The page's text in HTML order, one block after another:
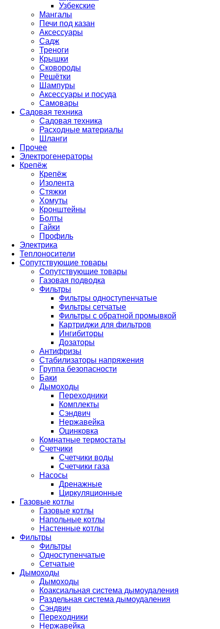
Узбекские
Мангалы
Печи под казан
Аксессуары
Садж
Треноги
Крышки
Сковороды
Решётки
Шампуры
Аксессуары и посуда
Самовары
Садовая техника
Садовая техника
Расходные материалы
Шланги
Прочее
Электрогенераторы
Крепёж
Крепёж
Изолента
Стяжки
Хомуты
Кронштейны
Болты
Гайки
Профиль
Электрика
Теплоносители
Сопутствующие товары
Сопутствующие товары
Газовая подводка
Фильтры
Фильтры одноступенчатые
Фильтры сетчатые
Фильтры с обратной промывкой
Картриджи для фильтров
Ингибиторы
Дозаторы
Антифризы
Стабилизаторы напряжения
Группа безопасности
Баки
Дымоходы
Переходники
Комплекты
Сэндвич
Нержавейка
Оцинковка
Комнатные термостаты
Счетчики
Счетчики воды
Счетчики газа
Насосы
Дренажные
Циркуляционные
Газовые котлы
Газовые котлы
Напольные котлы
Настенные котлы
Фильтры
Фильтры
Одноступенчатые
Сетчатые
Дымоходы
Дымоходы
Коаксиальная система дымоудаления
Раздельная система дымоудаления
Сэндвич
Переходники
Нержавейка